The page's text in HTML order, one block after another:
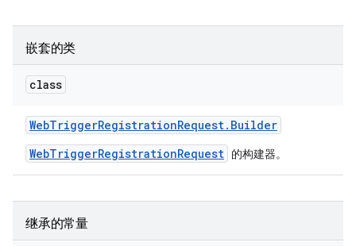
嵌套的类
class
WebTriggerRegistrationRequest. Builder
WebTriggerRegistrationRequest 的构建器。
继承的常量